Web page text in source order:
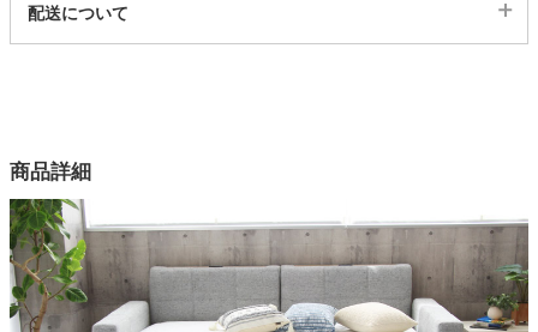
5000794
4色
張地
ファブリック（ポリエステル100%）、ブラックのみPVC
詰物
配送について
商品詳細